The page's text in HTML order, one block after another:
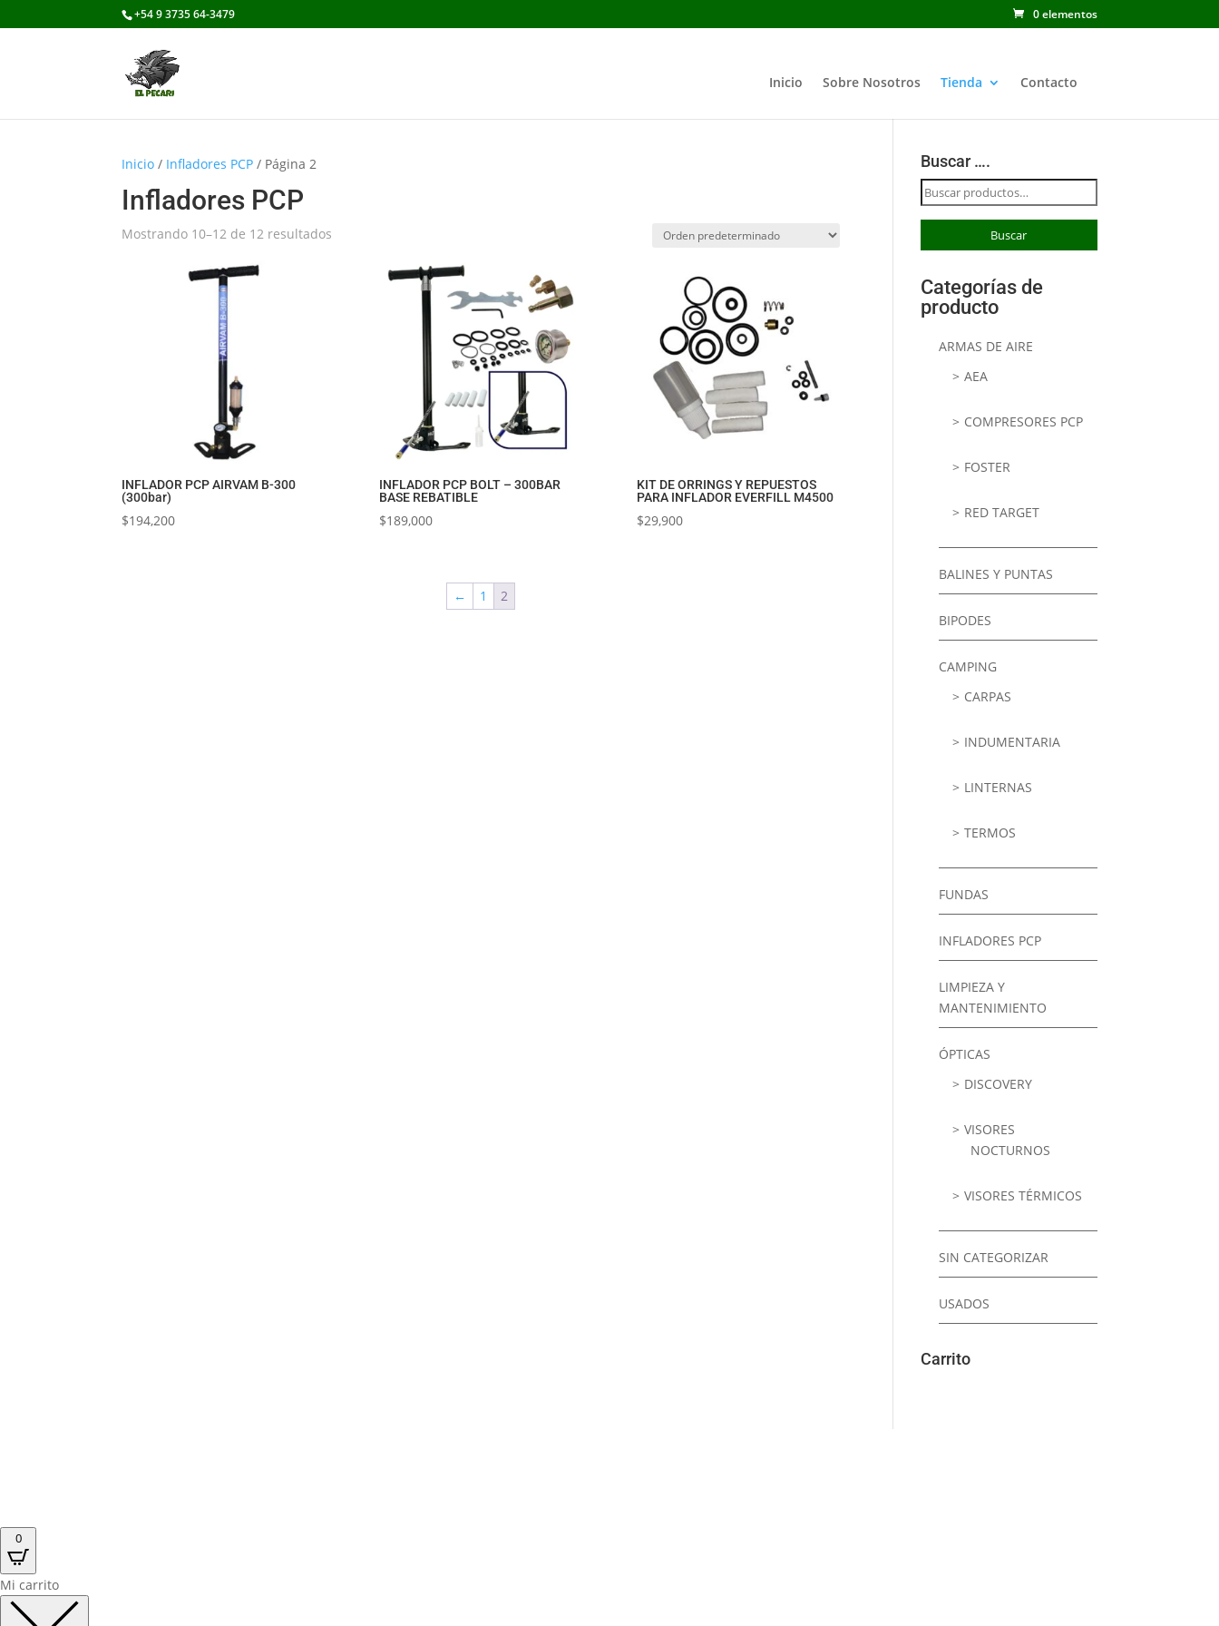
+54 9 3735 64-3479 0 elementos
Inicio Sobre Nosotros Tienda Contacto
Inicio / Infladores PCP / Página 2
Infladores PCP
Mostrando 10–12 de 12 resultados
INFLADOR PCP AIRVAM B-300
(300bar)
$194,200
INFLADOR PCP BOLT – 300BAR
BASE REBATIBLE
$189,000
KIT DE ORRINGS Y REPUESTOS
PARA INFLADOR EVERFILL M4500
$29,900
← 1 2
Buscar ….
Buscar
por:
Buscar
Categorías de
producto
ARMAS DE AIRE
AEA
COMPRESORES PCP
FOSTER
RED TARGET
BALINES Y PUNTAS
BIPODES
CAMPING
CARPAS
INDUMENTARIA
LINTERNAS
TERMOS
FUNDAS
INFLADORES PCP
LIMPIEZA Y
MANTENIMIENTO
ÓPTICAS
DISCOVERY
VISORES
NOCTURNOS
VISORES TÉRMICOS
SIN CATEGORIZAR
USADOS
Carrito
0
Mi carrito